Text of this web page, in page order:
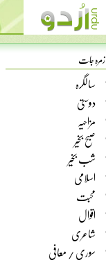
زمرہ جات
سالگرہ
دوستی
مزاحیہ
صبح بخیر
شب بخیر
اسلامی
محبت
اقوال
شاعری
سوری / معافی